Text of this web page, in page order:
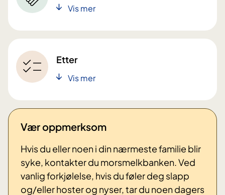
Vis mer
Etter
Vis mer
Vær oppmerksom
Hvis du eller noen i din nærmeste familie blir
syke, kontakter du morsmelkbanken. Ved
vanlig forkjølelse, hvis du føler deg slapp
og/eller hoster og nyser, tar du noen dagers